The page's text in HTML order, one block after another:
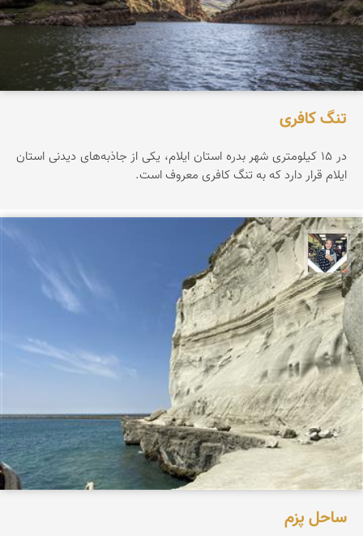
تنگ کافری
در ۱۵ کیلومتری شهر بدره استان ایلام، یکی از جاذبه‌های دیدنی استان
ایلام قرار دارد که به تنگ کافری معروف است.
فاطمه جداری
ساحل پزم‌